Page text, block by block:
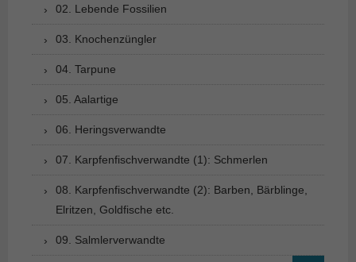
02. Lebende Fossilien
03. Knochenzüngler
04. Tarpune
05. Aalartige
06. Heringsverwandte
07. Karpfenfischverwandte (1): Schmerlen
08. Karpfenfischverwandte (2): Barben, Bärblinge,
Elritzen, Goldfische etc.
09. Salmlerverwandte